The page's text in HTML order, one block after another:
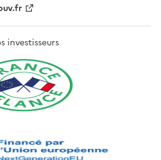
investisseurs